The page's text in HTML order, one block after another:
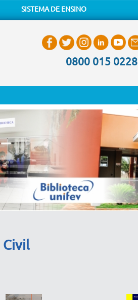
SISTEMA DE ENSINO
0800 015 0228
Civil